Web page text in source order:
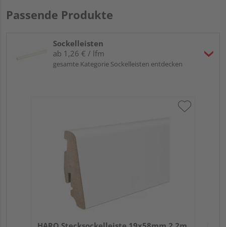
Passende Produkte
Sockelleisten
ab 1,26 € / lfm
gesamte Kategorie Sockelleisten entdecken